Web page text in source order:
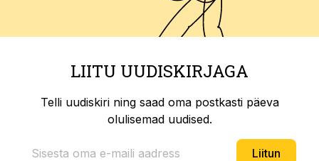
LIITU UUDISKIRJAGA
Telli uudiskiri ning saad oma postkasti päeva
olulisemad uudised.
Liitun